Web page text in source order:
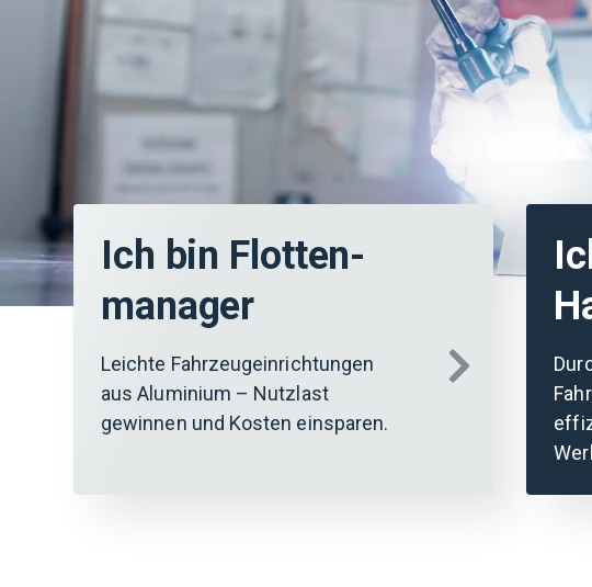
Ich bin Flotten­
manager
Leichte Fahrzeugeinrichtungen
aus Aluminium – Nutzlast
gewinnen und Kosten einsparen.